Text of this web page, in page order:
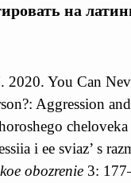
на
2020. You Can
Aggression
i ee sviaz’ s
obozrenie 3: